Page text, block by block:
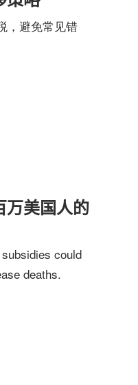
，避免常见错
万美国人的
could
deaths.